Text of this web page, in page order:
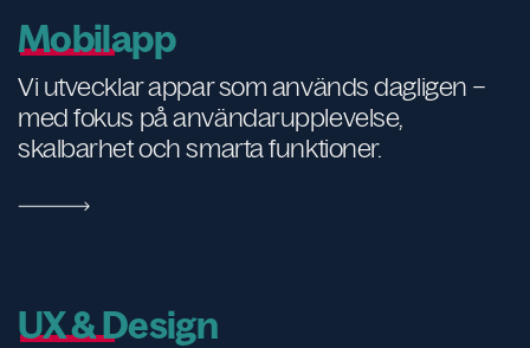
Mobilapp
Vi utvecklar appar som används dagligen –
med fokus på användarupplevelse,
skalbarhet och smarta funktioner.
UX & Design